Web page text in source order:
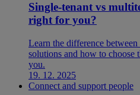
Single-tenant vs
right for you?
Learn the difference
solutions and how to choose
you.
19. 12. 2025
Connect and support people